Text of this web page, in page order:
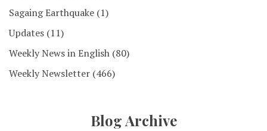
Sagaing Earthquake (1)
Updates (11)
Weekly News in English (80)
Weekly Newsletter (466)
Blog Archive